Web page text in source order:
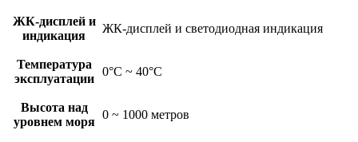
ЖК-дисплей и
индикация
ЖК-дисплей и светодиодная индикация
Температура
эксплуатации
0°C ~ 40°C
Высота над
уровнем моря
0 ~ 1000 метров